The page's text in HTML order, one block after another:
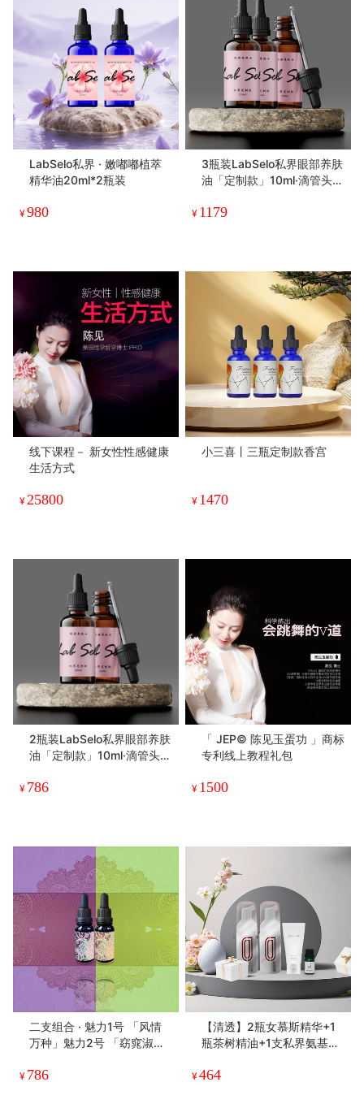
LabSelo私界 · 嫩嘟嘟植萃
精华油20ml*2瓶装
¥980
3瓶装LabSelo私界眼部养肤
油「定制款」10ml·滴管头改
¥ 1179
线下课程－ 新女性性感健康
生活方式
¥25800
小三喜丨三瓶定制款香宫
¥ 1470
2瓶装LabSelo私界眼部养肤
油「定制款」10ml·滴管头改
¥ 786
「 JEP© 陈见玉蛋功 」商标
专利线上教程礼包
¥ 1500
二支组合 · 魅力1号 「风情
万种」魅力2号 「窈窕淑
pa留香按摩精纯油定制款丨
¥ 786
【清透】2瓶女慕斯精华+1
瓶茶树精油+1支私界氨基酸
¥464